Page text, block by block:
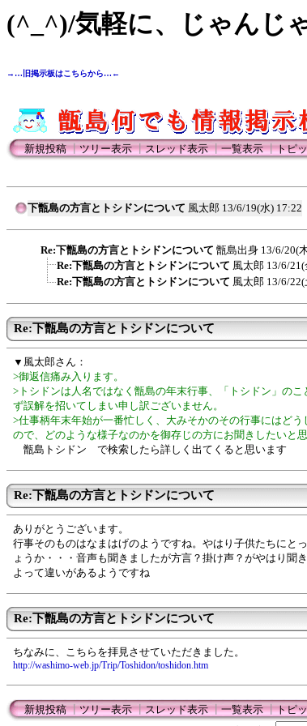
(^_^)/気軽に、じゃんじ
→…旧掲示板はこちらから…←
新規投稿┃ツリー表示┃スレッド表示┃一覧表示┃トピ
下甑島の方言とトシドンについて 風太郎 13/6/19(水) 17:22
Re:下甑島の方言とトシドンについて 甑島出身 13/6/20(
Re:下甑島の方言とトシドンについて 風太郎 13/6/21(
Re:下甑島の方言とトシドンについて 風太郎 13/6/22(
Re:下甑島の方言とトシドンについて
▼風太郎さん：
>御返信痛み入ります。
>トシドンは人名ではなく甑島の年末行事、「トシドン」のこ
ず誤解を招いてしまい申し訳ございません。
>仕事柄年末年始が一番忙しく、大みそかのその行事にはど
ので、どのような様子なのかを御存じの方にお聞きしたいと
甑島トシドン で検索したら詳しく出てくると思います
Re:下甑島の方言とトシドンについて
ありがとうございます。
行事そのものはなまはげのようですね。やはり子供たちにと
ょうか・・・音声も聞きましたが方言？掛け声？がやはり聞
よって違いがあるようですね
Re:下甑島の方言とトシドンについて
ちなみに、こちらを拝見させていただきました。
http://washimo-web.jp/Trip/Toshidon/toshidon.htm
新規投稿┃ツリー表示┃スレッド表示┃一覧表示┃トピ